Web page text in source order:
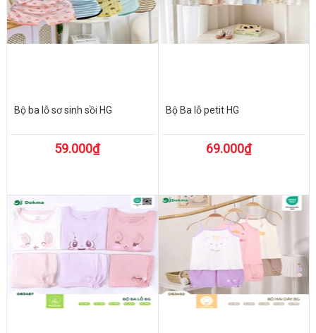
Bộ ba lỗ sơ sinh sồi HG
59.000₫
Bộ Ba lỗ petit HG
69.000₫